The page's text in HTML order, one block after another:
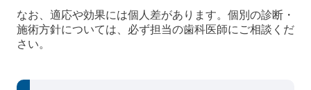
なお、適応や効果には個人差があります。個別の診断・
施術方針については、必ず担当の歯科医師にご相談くだ
さい。